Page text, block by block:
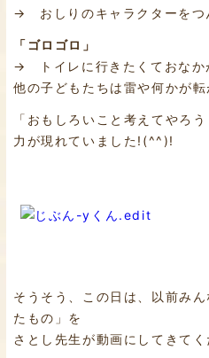
→ おしりのキャラクターをつ
「ゴロゴロ」
→ トイレに行きたくておなか
他の子どもたちは雷や何かが転
「おもしろいこと考えてやろ
力が現れていました!(^^)!
そうそう、この日は、以前み
たもの」を
さとし先生が動画にしてきてく